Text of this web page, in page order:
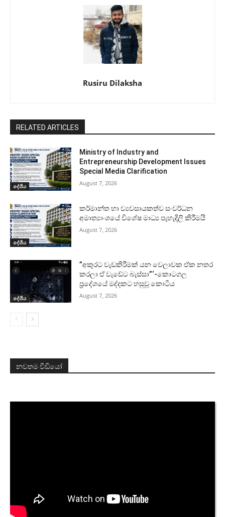
Rusiru Dilaksha
RELATED ARTICLES
දේශීය
Ministry of Industry and
Entrepreneurship Development Issues
Special Media Clarification
August 7, 2026
දේශීය
කර්මාන්ත හා ව්‍යවසායකත්ව සංවර්ධන
අමාත්‍යාංශයේ විශේෂ මාධ්‍ය පැහැදිලි කිරීමයි
August 7, 2026
දේශීය
”අකුරට වැඩකිරීමක් යන වෙලාවක ඒක නතර
කරලා ඒ වැඩේට බැස්සා”‘-කොටගල
ප්‍රදේශයේ මද්දකට හසුවූ කොටිය
August 7, 2026
නවතම වීඩියෝ